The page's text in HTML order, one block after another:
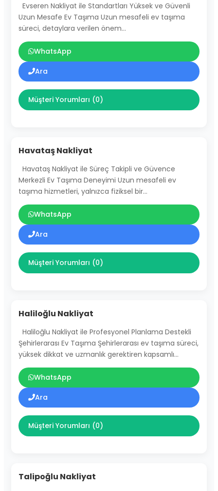
Evseren Nakliyat ile Standartları Yüksek ve Güvenli
Uzun Mesafe Ev Taşıma Uzun mesafeli ev taşıma
süreci, detaylara verilen önem…
WhatsApp
Ara
Müşteri Yorumları (0)
Havataş Nakliyat
Havataş Nakliyat ile Süreç Takipli ve Güvence
Merkezli Ev Taşıma Deneyimi Uzun mesafeli ev
taşıma hizmetleri, yalnızca fiziksel bir…
WhatsApp
Ara
Müşteri Yorumları (0)
Haliloğlu Nakliyat
Haliloğlu Nakliyat ile Profesyonel Planlama Destekli
Şehirlerarası Ev Taşıma Şehirlerarası ev taşıma süreci,
yüksek dikkat ve uzmanlık gerektiren kapsamlı…
WhatsApp
Ara
Müşteri Yorumları (0)
Talipoğlu Nakliyat